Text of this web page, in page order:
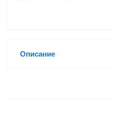
Описание